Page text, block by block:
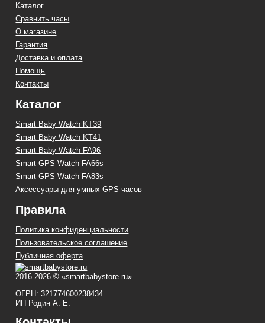
Каталог
Сравнить часы
О магазине
Гарантия
Доставка и оплата
Помощь
Контакты
Каталог
Smart Baby Watch KT39
Smart Baby Watch KT41
Smart Baby Watch FA96
Smart GPS Watch FA66s
Smart GPS Watch FA83s
Аксессуары для умных GPS часов
Правила
Политика конфиденциальности
Пользовательское соглашение
Публичная оферта
2016-2026 © «smartbabystore.ru»
ОГРН: 321774600238434
ИП Родин А. Е.